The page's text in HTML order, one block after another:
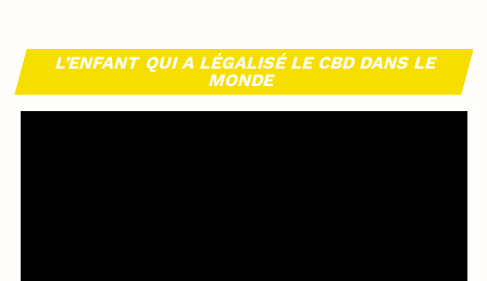
L’ENFANT QUI A LÉGALISÉ LE CBD DANS LE
MONDE